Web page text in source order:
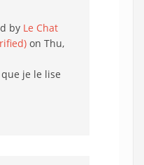
by Le Chat
on Thu,
je le lise